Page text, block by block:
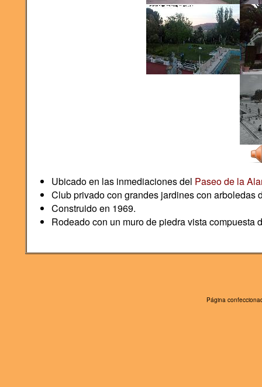
Ubicado en las inmediaciones del Paseo de la
Club privado con grandes jardines con arboledas
Construido en 1969.
Rodeado con un muro de piedra vista compuesta
Página